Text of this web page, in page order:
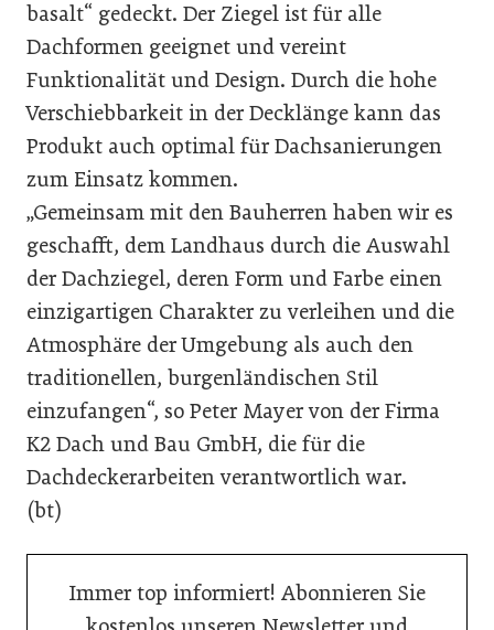
basalt“ gedeckt. Der Ziegel ist für alle
Dachformen geeignet und vereint
Funktionalität und Design. Durch die hohe
Verschiebbarkeit in der Decklänge kann das
Produkt auch optimal für Dachsanierungen
zum Einsatz kommen.
„Gemeinsam mit den Bauherren haben wir es
geschafft, dem Landhaus durch die Auswahl
der Dachziegel, deren Form und Farbe einen
einzigartigen Charakter zu verleihen und die
Atmosphäre der Umgebung als auch den
traditionellen, burgenländischen Stil
einzufangen“, so Peter Mayer von der Firma
K2 Dach und Bau GmbH, die für die
Dachdeckerarbeiten verantwortlich war.
(bt)
Immer top informiert! Abonnieren Sie